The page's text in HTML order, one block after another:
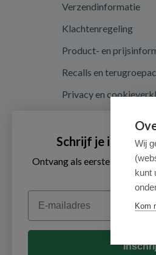
Verzendinformatie
Klachtenregeling
Product- en
Recalls en
Privacy en
Algemene
Herroepingsrecht en
Wij
kunt
Kom
Schrijf je in voor
Ontvang als eerste de beste
Email